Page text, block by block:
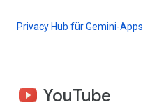
Privacy Hub für Gemini-Apps
YouTube